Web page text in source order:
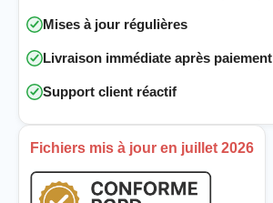
Mises à jour régulières
Livraison immédiate après paiement
Support client réactif
Fichiers mis à jour en juillet 2026